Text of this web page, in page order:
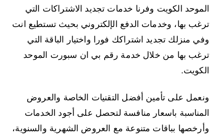
الموحد الكويت وفرنا خدمات تجديد الاشتراكات التي
ترغب بها، وخدمات الدفع الإلكتروني بحيث تستطيع انت
وفي منزلك تجديد اشتراكك فورا واختيار الباقة التي
ترغب بها من خلال خدمة رقم بي ان سبورت الموحد
الكويت.
ونعمل على تأمين أفضل التقنيات الخاصة والعروض
المناسبة باسعار منافسة لتحصل على أجود الخدمات
وأرخصها بباقات متنوعة مع العروض الشهرية والسنوية،